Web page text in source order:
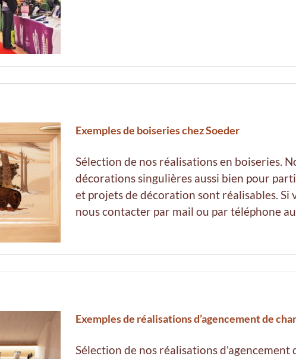
Exemples de boiseries chez Soeder
Sélection de nos réalisations en boiseries.
décorations singulières aussi bien pour
et projets de décoration sont réalisables. Si
nous contacter par mail ou par téléphone
Exemples de réalisations d’agencement de
Sélection de nos réalisations